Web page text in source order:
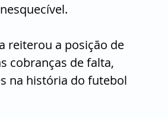
reiterou a posição de
cobranças de falta,
na história do futebol